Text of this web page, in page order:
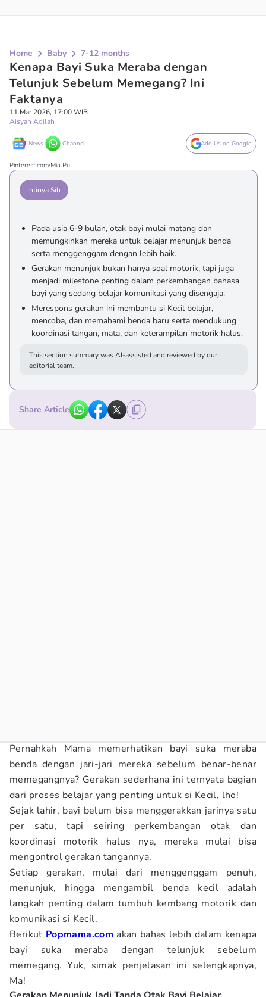
Home Baby 7-12 months
Kenapa Bayi Suka Meraba dengan
Telunjuk Sebelum Memegang? Ini
Faktanya
11 Mar 2026, 17:00 WIB
Aisyah Adilah
News Channel Add Us on Google
Pinterest.com/Mia Pu
Intinya Sih
Pada usia 6-9 bulan, otak bayi mulai matang dan
memungkinkan mereka untuk belajar menunjuk benda
serta menggenggam dengan lebih baik.
Gerakan menunjuk bukan hanya soal motorik, tapi juga
menjadi milestone penting dalam perkembangan bahasa
bayi yang sedang belajar komunikasi yang disengaja.
Merespons gerakan ini membantu si Kecil belajar,
mencoba, dan memahami benda baru serta mendukung
koordinasi tangan, mata, dan keterampilan motorik halus.
This section summary was AI-assisted and reviewed by our
editorial team.
Share Article
Pernahkah Mama memerhatikan bayi suka meraba
benda dengan jari-jari mereka sebelum benar-benar
memegangnya? Gerakan sederhana ini ternyata bagian
dari proses belajar yang penting untuk si Kecil, lho!
Sejak lahir, bayi belum bisa menggerakkan jarinya satu
per satu, tapi seiring perkembangan otak dan
koordinasi motorik halus nya, mereka mulai bisa
mengontrol gerakan tangannya.
Setiap gerakan, mulai dari menggenggam penuh,
menunjuk, hingga mengambil benda kecil adalah
langkah penting dalam tumbuh kembang motorik dan
komunikasi si Kecil.
Berikut Popmama.com akan bahas lebih dalam kenapa
bayi suka meraba dengan telunjuk sebelum
memegang. Yuk, simak penjelasan ini selengkapnya,
Ma!